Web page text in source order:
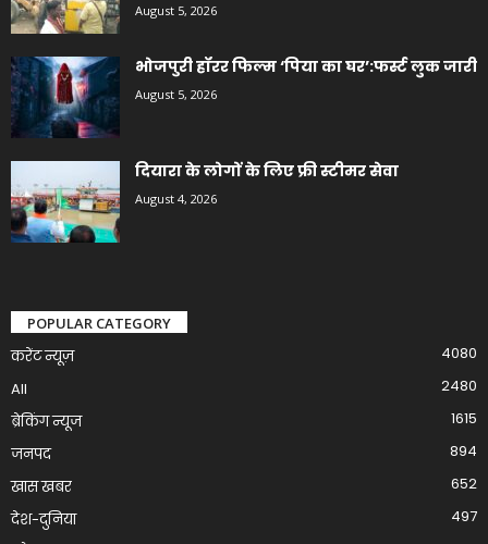
August 5, 2026
भोजपुरी हॉरर फिल्म ‘पिया का घर’:फर्स्ट लुक जारी
August 5, 2026
दियारा के लोगों के लिए फ्री स्टीमर सेवा
August 4, 2026
POPULAR CATEGORY
करेंट न्यूज़
4080
All
2480
ब्रेकिंग न्यूज
1615
जनपद
894
खास खबर
652
देश-दुनिया
497